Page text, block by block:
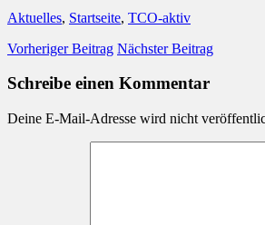
Aktuelles, Startseite, TCO-aktiv
Vorheriger Beitrag Nächster Beitrag
Schreibe einen Kommentar
Deine E-Mail-Adresse wird nicht